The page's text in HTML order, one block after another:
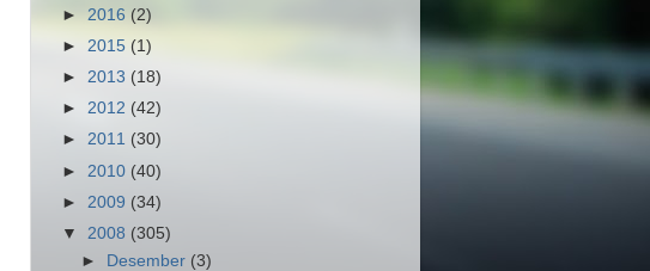
► 2016 (2)
► 2015 (1)
► 2013 (18)
► 2012 (42)
► 2011 (30)
► 2010 (40)
► 2009 (34)
▼ 2008 (305)
► Desember (3)